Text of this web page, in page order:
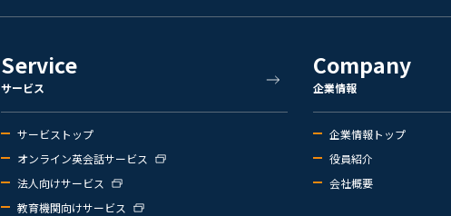
Service
サービス
サービストップ
オンライン英会話サービス
法人向けサービス
教育機関向けサービス
Company
企業情報
企業情報トップ
役員紹介
会社概要